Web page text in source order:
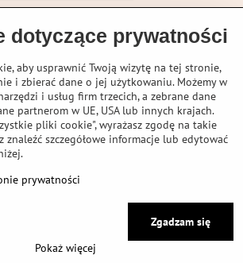
Shimano.
widelec amortyzowany.
rozmiar kasku?
Shimano.
Schwalbe
VELOPORTAL STORES L.T.D.
dotyczące prywatności
aby usprawnić Twoją wizytę na tej stronie,
i zbierać dane o jej użytkowaniu. Możemy w
i usług firm trzecich, a zebrane dane
partnerom w UE, USA lub innych krajach.
pliki cookie", wyrażasz zgodę na takie
znaleźć szczegółowe informacje lub edytować
prywatności
Pokaż więcej
Zgadzam się